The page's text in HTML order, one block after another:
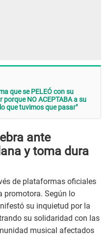
que se PELEÓ con su
porque NO ACEPTABA a su
que tuvimos que pasar"
ante
y toma dura
de plataformas oficiales
promotora. Según lo
su inquietud por la
su solidaridad con las
musical afectados